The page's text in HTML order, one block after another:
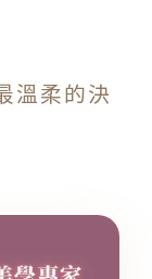
溫柔的決